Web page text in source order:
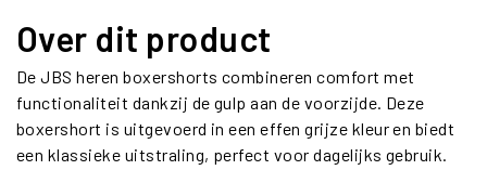
Over dit product
De JBS heren boxershorts combineren comfort met
functionaliteit dankzij de gulp aan de voorzijde. Deze
boxershort is uitgevoerd in een effen grijze kleur en biedt
een klassieke uitstraling, perfect voor dagelijks gebruik.